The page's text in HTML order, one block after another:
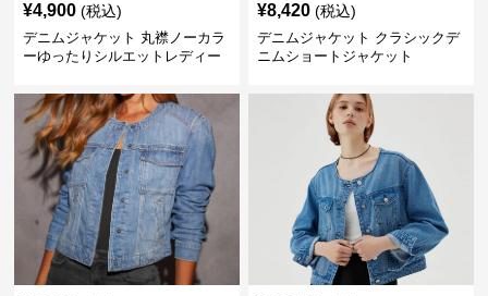
¥4,900 (税込)
デニムジャケット 丸襟ノーカラ
ーゆったりシルエットレディー
¥8,420 (税込)
デニムジャケット クラシックデ
ニムショートジャケット